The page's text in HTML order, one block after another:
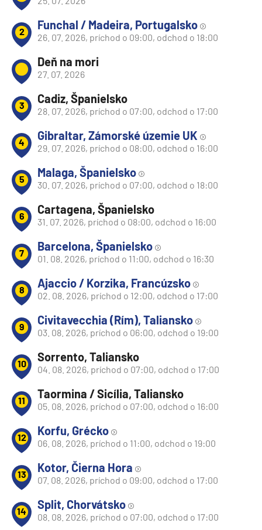
2 Funchal / Madeira, Portugalsko
26. 07. 2026, príchod o 09:00, odchod o 18:00
Deň na mori
27. 07. 2026
3 Cadiz, Španielsko
28. 07. 2026, príchod o 07:00, odchod o 17:00
4 Gibraltar, Zámorské územie UK
29. 07. 2026, príchod o 08:00, odchod o 16:00
5 Malaga, Španielsko
30. 07. 2026, príchod o 07:00, odchod o 18:00
6 Cartagena, Španielsko
31. 07. 2026, príchod o 08:00, odchod o 16:00
7 Barcelona, Španielsko
01. 08. 2026, príchod o 11:00, odchod o 16:30
8 Ajaccio / Korzika, Francúzsko
02. 08. 2026, príchod o 12:00, odchod o 17:00
9 Civitavecchia (Rím), Taliansko
03. 08. 2026, príchod o 06:00, odchod o 19:00
10 Sorrento, Taliansko
04. 08. 2026, príchod o 07:00, odchod o 17:00
11 Taormina / Sicília, Taliansko
05. 08. 2026, príchod o 07:00, odchod o 16:00
12 Korfu, Grécko
06. 08. 2026, príchod o 11:00, odchod o 19:00
13 Kotor, Čierna Hora
07. 08. 2026, príchod o 09:00, odchod o 17:00
14 Split, Chorvátsko
08. 08. 2026, príchod o 07:00, odchod o 17:00